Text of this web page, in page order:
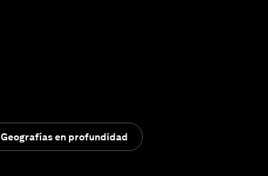
Geografías en profundidad